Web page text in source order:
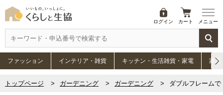
ログイン カート メニュー
ファッション インテリア・雑貨 キッチン・生活雑貨・家電 家具
トップページ ガーデニング ガーデニング ダブルフレーム